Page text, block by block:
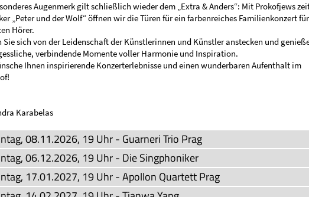
Augenmerk gilt schließlich wieder dem „Extra & Anders“: Mit Prokofjews
„Peter und der Wolf“ öffnen wir die Türen für ein farbenreiches Familienkonzert
Hörer.
Sie sich von der Leidenschaft der Künstlerinnen und Künstler anstecken und
verbindende Momente voller Harmonie und Inspiration.
Ihnen inspirierende Konzerterlebnisse und einen wunderbaren Aufenthalt im
Karabelas
08.11.2026, 19 Uhr - Guarneri Trio Prag
06.12.2026, 19 Uhr - Die Singphoniker
17.01.2027, 19 Uhr - Apollon Quartett Prag